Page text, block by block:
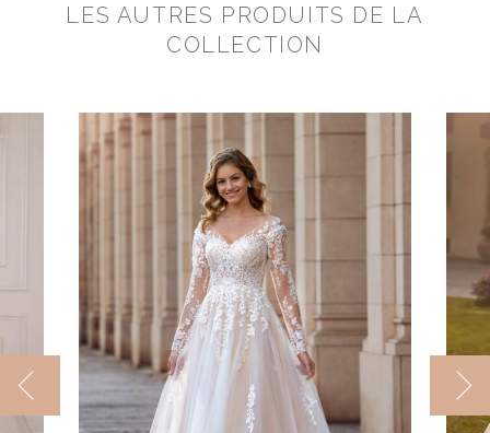
LES AUTRES PRODUITS DE LA
COLLECTION